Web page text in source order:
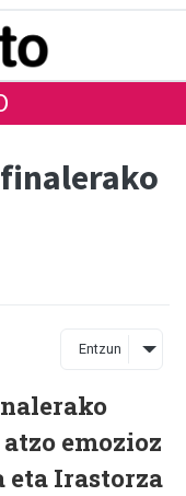
Entzun
emozioz
eta Irastorza